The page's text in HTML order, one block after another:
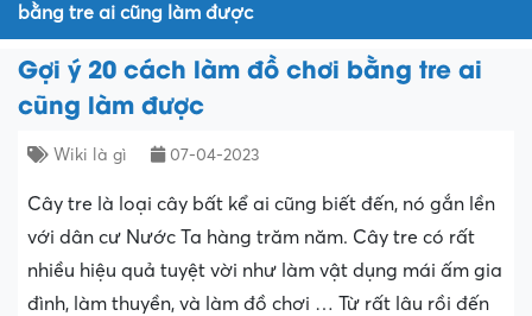
bằng tre ai cũng làm được
Gợi ý 20 cách làm đồ chơi bằng tre ai
cũng làm được
Wiki là gì 07-04-2023
Cây tre là loại cây bất kể ai cũng biết đến, nó gắn lền
với dân cư Nước Ta hàng trăm năm. Cây tre có rất
nhiều hiệu quả tuyệt vời như làm vật dụng mái ấm gia
đình, làm thuyền, và làm đồ chơi … Từ rất lâu rồi đến